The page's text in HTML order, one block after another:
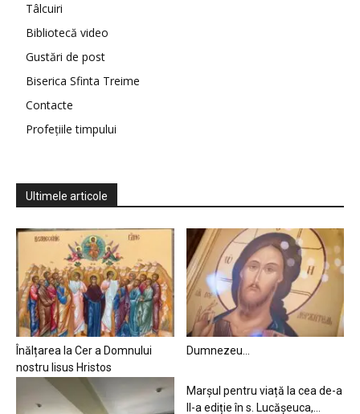
Tâlcuiri
Bibliotecă video
Gustări de post
Biserica Sfinta Treime
Contacte
Profețiile timpului
Ultimele articole
Înălțarea la Cer a Domnului
nostru Iisus Hristos
Dumnezeu…
Marșul pentru viață la cea de-a
II-a ediție în s. Lucășeuca,...